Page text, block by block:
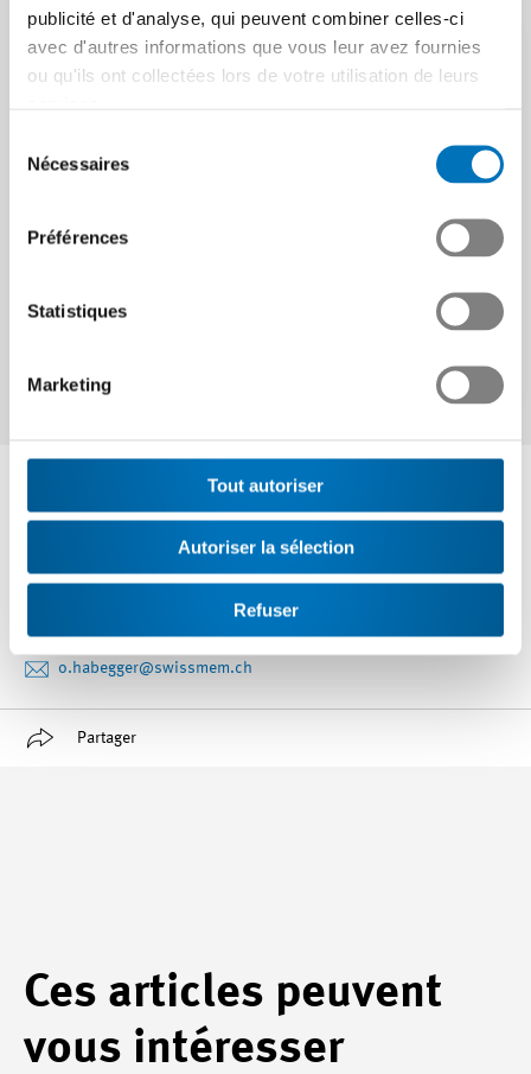
publicité et d'analyse, qui peuvent combiner celles-ci
avec d'autres informations que vous leur avez fournies
ou qu'ils ont collectées lors de votre utilisation de leurs
Nécessaires
Préférences
Statistiques
Marketing
Tout autoriser
Autoriser la sélection
Refuser
Olivier Habegger
o.habegger@swissmem.ch
Partager
Fascination
Construisons ensemble le futur.
En savoir plus
Ces articles peuvent
vous intéresser